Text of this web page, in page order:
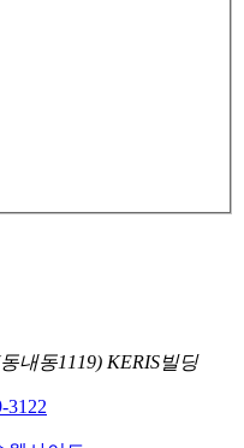
내동1119) KERIS빌딩
3122